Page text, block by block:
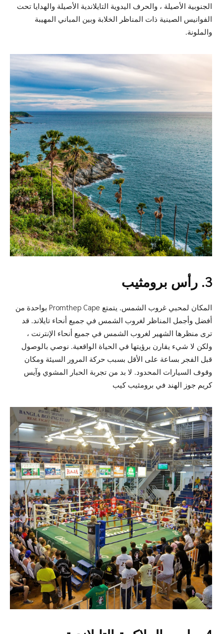
الجنوبية الأصيلة ، والحرف اليدوية التايلاندية الأصيلة والهدايا تحت
الفوانيس الصينية ذات المناظر الخلابة وبين المباني المهيبة
والملونة.
3. رأس برومثيب
المكان لمحبي غروب الشمس. يتمتع Promthep Cape بواحدة من
أفضل وأجمل المناظر لغروب الشمس في جميع أنحاء تايلاند. قد
ترى منظرها الشهير لغروب الشمس في جميع أنحاء الإنترنت ،
ولكن لا شيء يقارن برؤيتها في الحياة الواقعية. نوصي بالوصول
قبل الفجر بساعة على الأقل بسبب حركة المرور السيئة ومكان
وقوف السيارات المحدود. لا بد من تجربة الحبار المشوي وآيس
كريم جوز الهند في برومثيب كيب